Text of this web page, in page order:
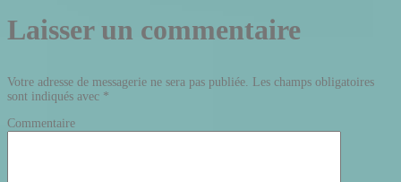
Laisser un commentaire
Votre adresse de messagerie ne sera pas publiée. Les champs obligatoires
sont indiqués avec *
Commentaire